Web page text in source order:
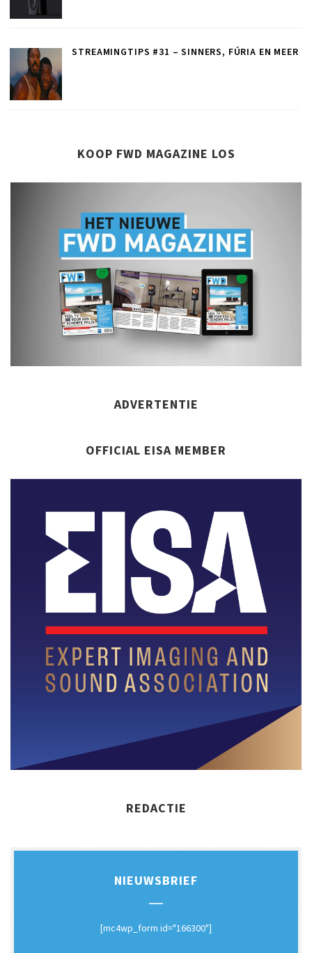
STREAMINGTIPS #31 – SINNERS, FÚRIA EN MEER
KOOP FWD MAGAZINE LOS
ADVERTENTIE
OFFICIAL EISA MEMBER
REDACTIE
NIEUWSBRIEF
[mc4wp_form id="166300"]